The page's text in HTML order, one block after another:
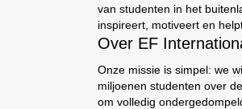
van studenten in het
inspireert, motiveert en
Over EF
Onze missie is simpel: we
miljoenen studenten over
om volledig